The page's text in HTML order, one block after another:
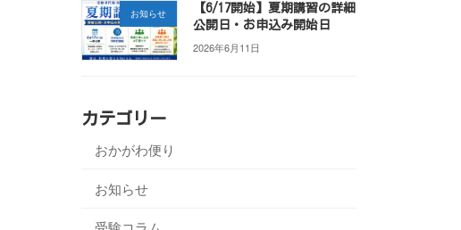
お知らせ
【6/17開始】夏期講習の詳細
公開日・お申込み開始日
2026年6月11日
カテゴリー
おかがわ便り
お知らせ